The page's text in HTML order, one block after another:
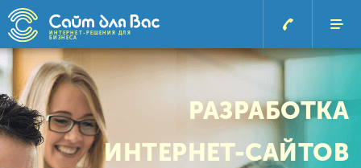
ИНТЕРНЕТ-РЕШЕНИЯ ДЛЯ
БИЗНЕСА
РАЗРАБОТКА
ИНТЕРНЕТ-САЙТОВ